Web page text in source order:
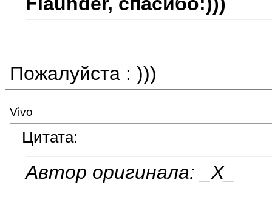
Пожалуйста : )))
Vivo
Цитата:
Автор оригинала: _X_